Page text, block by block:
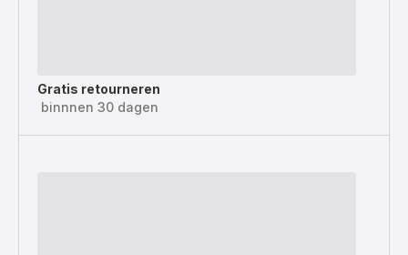
Gratis retourneren
binnnen 30 dagen